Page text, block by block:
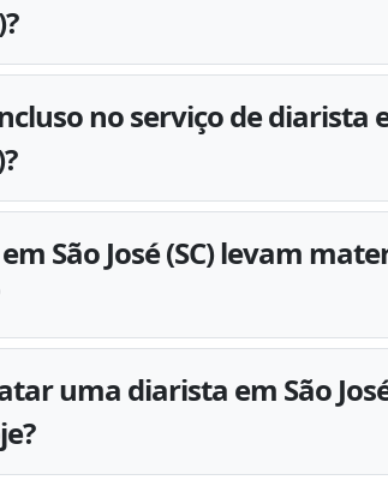
no serviço de diarista
São José (SC) levam
uma diarista em São